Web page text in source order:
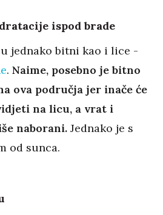
ispod brade
jednako bitni kao i lice -
. Naime, posebno je bitno
ova područja jer inače će
na licu, a vrat i
naborani. Jednako je s
od sunca.